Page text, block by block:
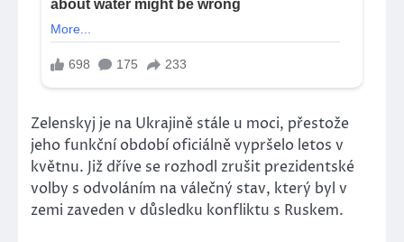
Zelenskyj je na Ukrajině stále u moci, přestože
jeho funkční období oficiálně vypršelo letos v
květnu. Již dříve se rozhodl zrušit prezidentské
volby s odvoláním na válečný stav, který byl v
zemi zaveden v důsledku konfliktu s Ruskem.